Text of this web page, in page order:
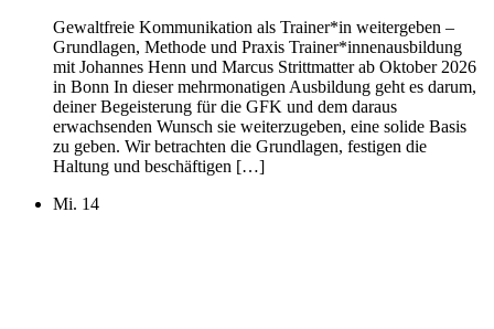
Gewaltfreie Kommunikation als Trainer*in weitergeben –
Grundlagen, Methode und Praxis Trainer*innenausbildung
mit Johannes Henn und Marcus Strittmatter ab Oktober 2026
in Bonn In dieser mehrmonatigen Ausbildung geht es darum,
deiner Begeisterung für die GFK und dem daraus
erwachsenden Wunsch sie weiterzugeben, eine solide Basis
zu geben. Wir betrachten die Grundlagen, festigen die
Haltung und beschäftigen […]
Mi. 14